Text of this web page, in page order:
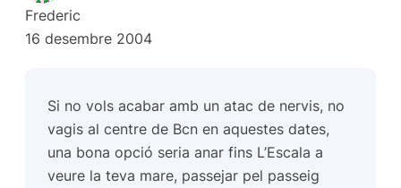
Frederic
16 desembre 2004
Si no vols acabar amb un atac de nervis, no
vagis al centre de Bcn en aquestes dates,
una bona opció seria anar fins L’Escala a
veure la teva mare, passejar pel passeig